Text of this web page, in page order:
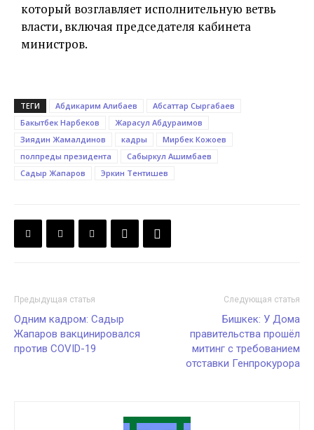
который возглавляет исполнительную ветвь
власти, включая председателя кабинета
министров.
ТЕГИ Абдикарим Алибаев
Абсаттар Сыргабаев
Бакытбек Нарбеков
Жарасул Абдураимов
Зиядин Жамалдинов
кадры
Мирбек Кожоев
полпреды президента
Сабыркул Ашимбаев
Садыр Жапаров
Эркин Тентишев
Предыдущая статья
Одним кадром: Садыр
Жапаров вакцинировался
против COVID-19
Следующая статья
Бишкек: У Дома
правительства прошёл
митинг с требованием
отставки Генпрокурора